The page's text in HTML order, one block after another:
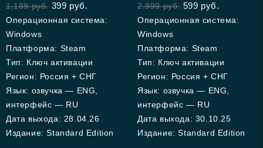
of
5
1,189руб. 399 руб.
Операционная система:
Windows
Платформа: Steam
Тип: Ключ активации
Регион: Россия + СНГ
Язык: озвучка — ENG,
интерфейс — RU
Дата выхода: 28.04.26
Издание: Standard Edition
2,999руб. 599 руб.
Операционная система:
Windows
Платформа: Steam
Тип: Ключ активации
Регион: Россия + СНГ
Язык: озвучка — ENG,
интерфейс — RU
Дата выхода: 30.10.25
Издание: Standard Edition